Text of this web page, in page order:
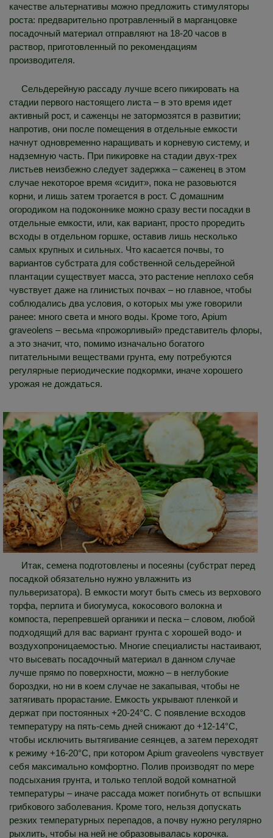
качестве альтернативы можно предложить стимуляторы
роста: предварительно протравленный в марганцовке
посадочный материал отправляют на 18-20 часов в
раствор, приготовленный по рекомендациям
производителя.
Сельдерейную рассаду лучше всего пикировать на
стадии первого настоящего листа – в это время идет
активный рост, и саженцы не затормозятся в развитии;
напротив, они после помещения в отдельные емкости
начнут одновременно наращивать и корневую систему, и
надземную часть. При пикировке на стадии двух-трех
листьев неизбежно следует задержка – саженец в этом
случае некоторое время «сидит», пока не разовьются
корни, и лишь затем трогается в рост. С домашним
огородиком на подоконнике можно сразу вести посадки в
отдельные емкости, или, как вариант, просто проредить
всходы в отдельном горшке, оставив лишь несколько
самых крупных и сильных. Что касается почвы, то
вариантов субстрата для собственной сельдерейной
плантации существует масса, это растение неплохо себя
чувствует даже на глинистых почвах – но главное, чтобы
соблюдались два условия, о которых мы уже говорили
ранее: много света и много воды. Кроме того, Apium
graveolens – весьма «прожорливый» представитель флоры,
а это значит, что, помимо изначально богатого
питательными веществами грунта, ему потребуются
регулярные периодические подкормки, иначе хорошего
урожая не дождаться.
Итак, семена подготовлены и посеяны (субстрат перед
посадкой обязательно нужно увлажнить из
пульверизатора). В емкости могут быть смесь из верхового
торфа, перлита и биогумуса, кокосового волокна и
компоста, перепревшей органики и песка – словом, любой
подходящий для вас вариант грунта с хорошей водо- и
воздухопроницаемостью. Многие специалисты настаивают,
что высевать посадочный материал в данном случае
лучше прямо по поверхности, можно – в неглубокие
бороздки, но ни в коем случае не закапывая, чтобы не
затягивать прорастание. Емкость укрывают пленкой и
держат при постоянных +20-24°C. С появление всходов
температуру на пять-семь дней снижают до +12-14°C,
чтобы исключить вытягивание сеянцев, а затем переходят
к режиму +16-20°C, при котором Apium graveolens чувствует
себя максимально комфортно. Полив производят по мере
подсыхания грунта, и только теплой водой комнатной
температуры – иначе рассада может погибнуть от вспышки
грибкового заболевания. Кроме того, нельзя допускать
резких температурных перепадов, а почву нужно регулярно
рыхлить, чтобы на ней не образовывалась корочка.